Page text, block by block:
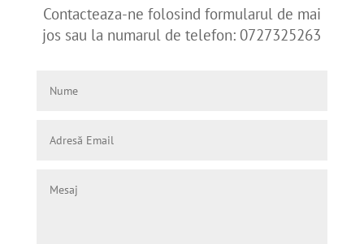
Contacteaza-ne folosind formularul de mai
jos sau la numarul de telefon: 0727325263